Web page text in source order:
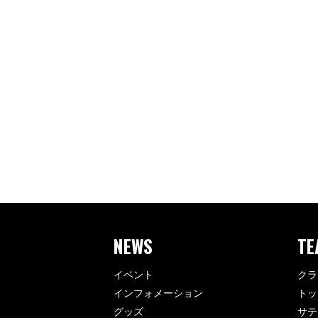
NEWS
イベント
インフォメーション
グッズ
ク
ト
サ